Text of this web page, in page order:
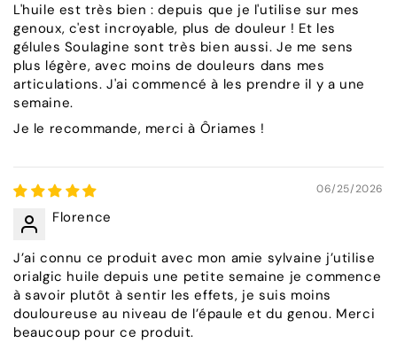
L'huile est très bien : depuis que je l'utilise sur mes
genoux, c'est incroyable, plus de douleur ! Et les
gélules Soulagine sont très bien aussi. Je me sens
plus légère, avec moins de douleurs dans mes
articulations. J'ai commencé à les prendre il y a une
semaine.
Je le recommande, merci à Ôriames !
06/25/2026
Florence
J’ai connu ce produit avec mon amie sylvaine j’utilise
orialgic huile depuis une petite semaine je commence
à savoir plutôt à sentir les effets, je suis moins
douloureuse au niveau de l’épaule et du genou. Merci
beaucoup pour ce produit.